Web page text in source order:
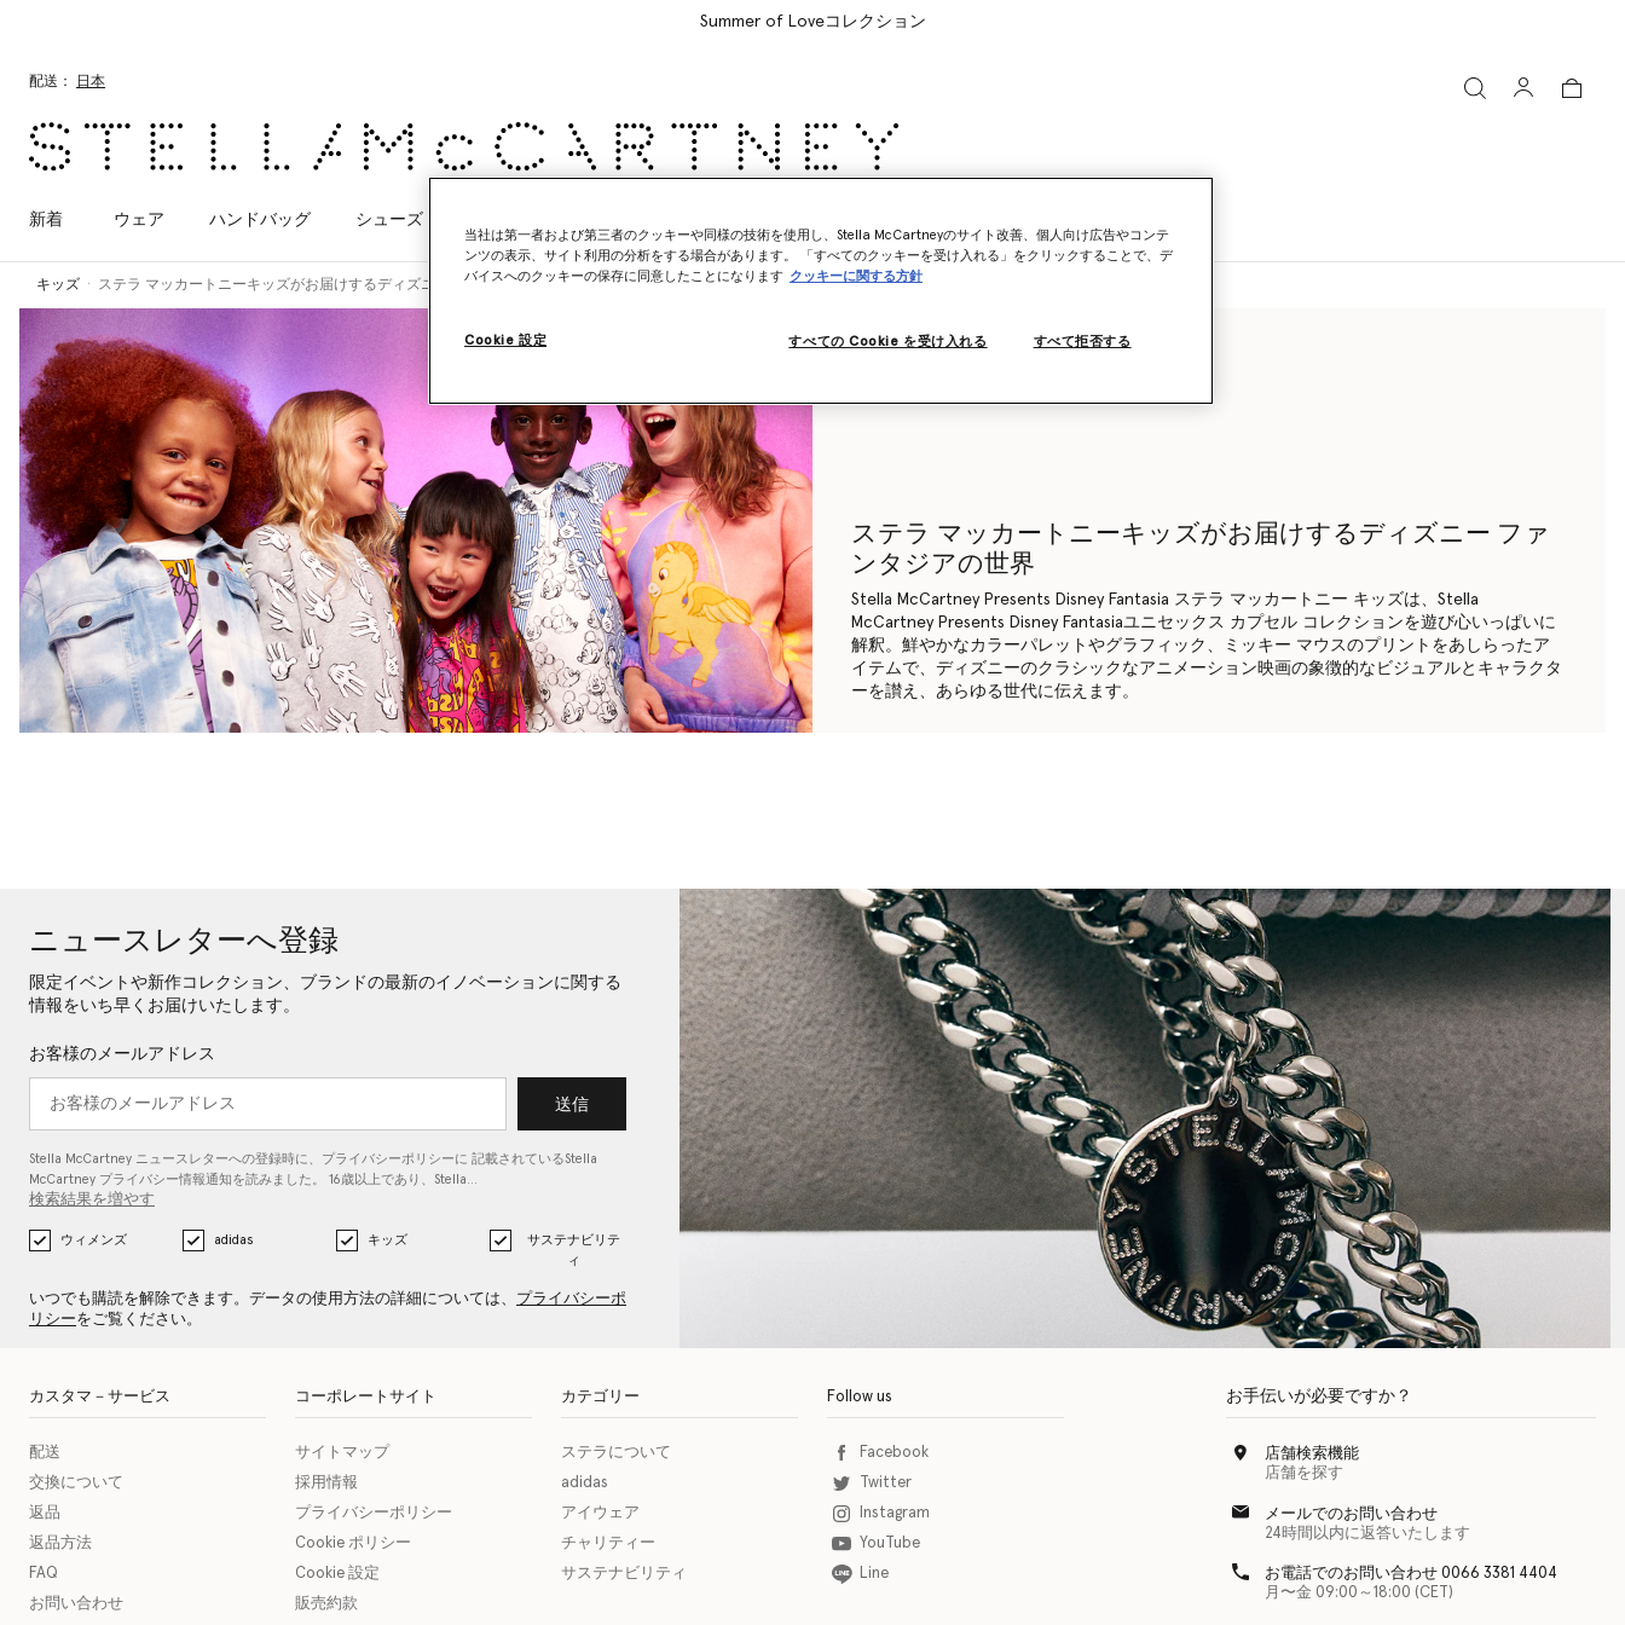
Summer of Loveコレクション
配送： 日本
新着 ウェア ハンドバッグ シューズ
キッズ ステラ マッカートニーキッズがお届けするディズニー ファンタジアの世界 (0)
ステラ マッカートニーキッズがお届けするディズニー ファ
ンタジアの世界
Stella McCartney Presents Disney Fantasia ステラ マッカートニー キッズは、Stella
McCartney Presents Disney Fantasiaユニセックス カプセル コレクションを遊び心いっぱいに
解釈。鮮やかなカラーパレットやグラフィック、ミッキー マウスのプリントをあしらったア
イテムで、ディズニーのクラシックなアニメーション映画の象徴的なビジュアルとキャラクタ
ーを讃え、あらゆる世代に伝えます。
ニュースレターへ登録
限定イベントや新作コレクション、ブランドの最新のイノベーションに関する
情報をいち早くお届けいたします。
お客様のメールアドレス
送信
Stella McCartney ニュースレターへの登録時に、 プライバシーポリシーに 記載されているStella
McCartney プライバシー情報通知を読みました。 16歳以上であり、Stella…
検索結果を増やす
ウィメンズ adidas キッズ
サステナビリテ
ィ
いつでも購読を解除できます。データの使用方法の詳細については、 プライバシーポ
リシーをご覧ください。
カスタマ－サービス
配送
交換について
返品
返品方法
FAQ
お問い合わせ
コーポレートサイト
サイトマップ
採用情報
プライバシーポリシー
Cookie ポリシー
Cookie 設定
販売約款
カテゴリー
ステラについて
adidas
アイウェア
チャリティー
サステナビリティ
Follow us
Facebook
Twitter
Instagram
YouTube
Line
お手伝いが必要ですか？
店舗検索機能
店舗を探す
メールでのお問い合わせ
24時間以内に返答いたします
お電話でのお問い合わせ 0066 3381 4404
月〜金 09:00～18:00 (CET)
当社は第一者および第三者のクッキーや同様の技術を使用し、Stella McCartneyのサイト改善、個人向け広告やコンテ
ンツの表示、サイト利用の分析をする場合があります。 「すべてのクッキーを受け入れる」をクリックすることで、デ
バイスへのクッキーの保存に同意したことになります クッキーに関する方針
Cookie 設定 すべて拒否する
すべての Cookie を受け入れる